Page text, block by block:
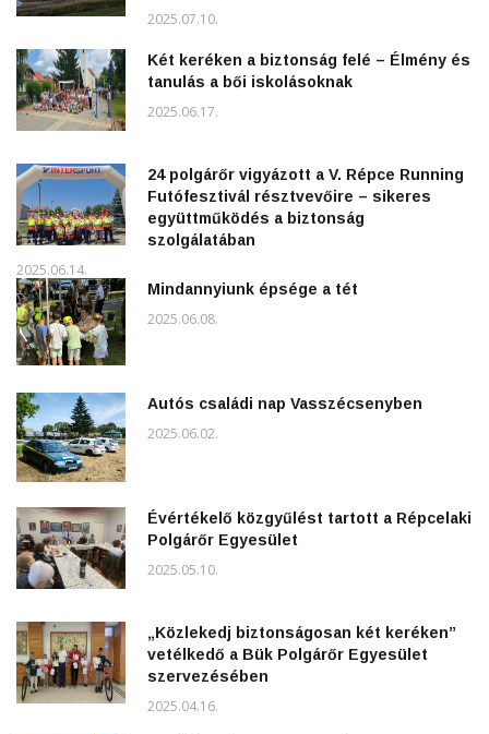
2025.07.10.
Két keréken a biztonság felé – Élmény és
tanulás a bői iskolásoknak
2025.06.17.
24 polgárőr vigyázott a V. Répce Running
Futófesztivál résztvevőire – sikeres
együttműködés a biztonság
szolgálatában
2025.06.14.
Mindannyiunk épsége a tét
2025.06.08.
Autós családi nap Vasszécsenyben
2025.06.02.
Évértékelő közgyűlést tartott a Répcelaki
Polgárőr Egyesület
2025.05.10.
„Közlekedj biztonságosan két keréken”
vetélkedő a Bük Polgárőr Egyesület
szervezésében
2025.04.16.